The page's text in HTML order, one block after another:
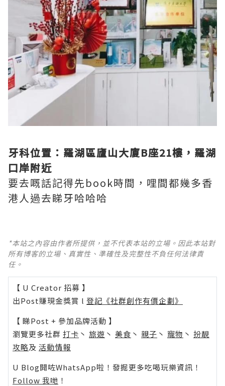
牙科位置：羅湖區廬山大廈B座21樓，羅湖
口岸附近
要去嘅話記得先book時間，哩間都幾多香
港人過去睇牙哈哈哈
*本站之內容由作者所提供，並不代表本站的立場。因此本站對
所有博客的立場、真實性、準確性及完整性不負任何法律責
任。
【 U Creator 招募 】
出Post賺現金獎賞 l 登記《社群創作有價企劃》
【 睇Post + 參加品牌活動 】
瀏覽更多社群 打卡 丶 旅遊 丶 美食 丶 親子 丶 寵物 丶 扮靚
攻略及 活動情報
U Blog開咗WhatsApp啦！發掘更多吃喝玩樂資訊！
Follow 我哋 ！